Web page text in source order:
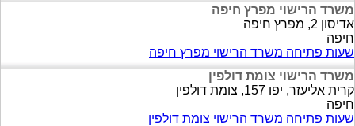
משרד הרישוי מפרץ חיפה
אדיסון 2, מפרץ חיפה
חיפה
שעות פתיחה משרד הרישוי מפרץ חיפה
משרד הרישוי צומת דולפין
קרית אליעזר, יפו 157, צומת דולפין
חיפה
שעות פתיחה משרד הרישוי צומת דולפין